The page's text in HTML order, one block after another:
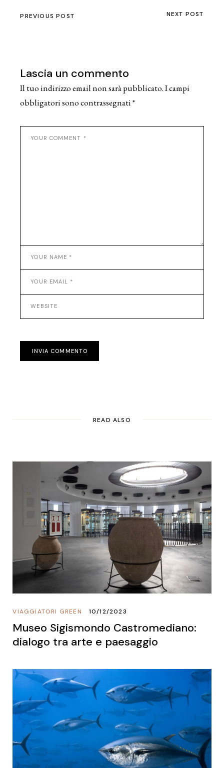
PREVIOUS POST NEXT POST
Lascia un commento
Il tuo indirizzo email non sarà pubblicato.I campi
obbligatori sono contrassegnati*
INVIA COMMENTO
READ ALSO
VIAGGIATORI GREEN 10/12/2023
Museo Sigismondo Castromediano:
dialogo tra arte e paesaggio